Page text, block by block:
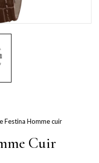
Festina Homme cuir
Cuir